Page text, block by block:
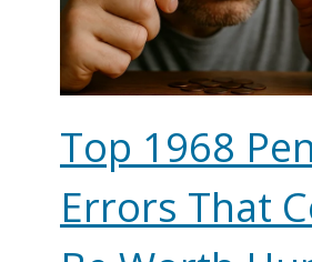
Top 1968
Errors That